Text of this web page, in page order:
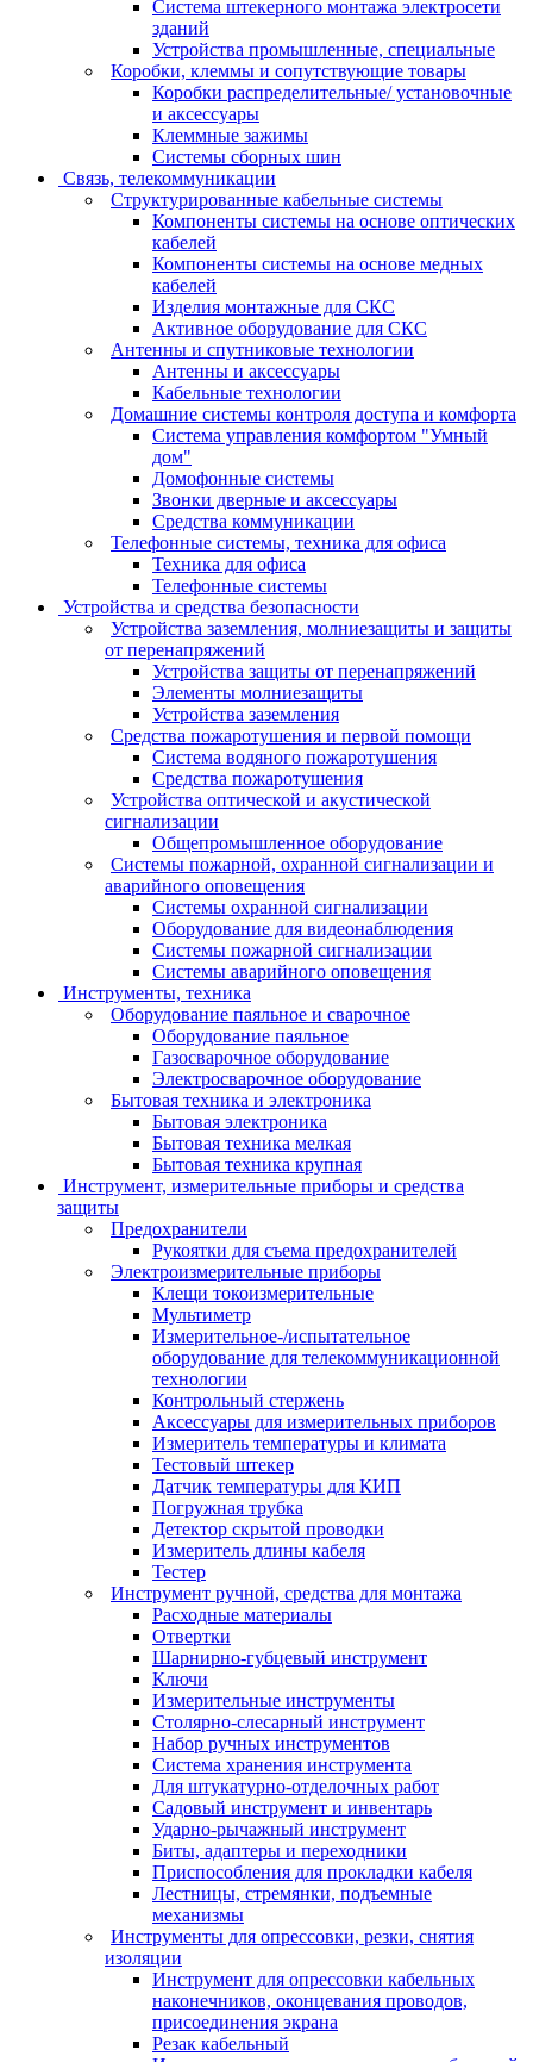
Система штекерного монтажа электросети
зданий
Устройства промышленные, специальные
Коробки, клеммы и сопутствующие товары
Коробки распределительные/ установочные
и аксессуары
Клеммные зажимы
Системы сборных шин
Связь, телекоммуникации
Структурированные кабельные системы
Компоненты системы на основе оптических
кабелей
Компоненты системы на основе медных
кабелей
Изделия монтажные для СКС
Активное оборудование для СКС
Антенны и спутниковые технологии
Антенны и аксессуары
Кабельные технологии
Домашние системы контроля доступа и комфорта
Система управления комфортом "Умный
дом"
Домофонные системы
Звонки дверные и аксессуары
Средства коммуникации
Телефонные системы, техника для офиса
Техника для офиса
Телефонные системы
Устройства и средства безопасности
Устройства заземления, молниезащиты и защиты
от перенапряжений
Устройства защиты от перенапряжений
Элементы молниезащиты
Устройства заземления
Средства пожаротушения и первой помощи
Система водяного пожаротушения
Средства пожаротушения
Устройства оптической и акустической
сигнализации
Общепромышленное оборудование
Системы пожарной, охранной сигнализации и
аварийного оповещения
Системы охранной сигнализации
Оборудование для видеонаблюдения
Системы пожарной сигнализации
Системы аварийного оповещения
Инструменты, техника
Оборудование паяльное и сварочное
Оборудование паяльное
Газосварочное оборудование
Электросварочное оборудование
Бытовая техника и электроника
Бытовая электроника
Бытовая техника мелкая
Бытовая техника крупная
Инструмент, измерительные приборы и средства
защиты
Предохранители
Рукоятки для съема предохранителей
Электроизмерительные приборы
Клещи токоизмерительные
Мультиметр
Измерительное-/испытательное
оборудование для телекоммуникационной
технологии
Контрольный стержень
Аксессуары для измерительных приборов
Измеритель температуры и климата
Тестовый штекер
Датчик температуры для КИП
Погружная трубка
Детектор скрытой проводки
Измеритель длины кабеля
Тестер
Инструмент ручной, средства для монтажа
Расходные материалы
Отвертки
Шарнирно-губцевый инструмент
Ключи
Измерительные инструменты
Столярно-слесарный инструмент
Набор ручных инструментов
Система хранения инструмента
Для штукатурно-отделочных работ
Садовый инструмент и инвентарь
Ударно-рычажный инструмент
Биты, адаптеры и переходники
Приспособления для прокладки кабеля
Лестницы, стремянки, подъемные
механизмы
Инструменты для опрессовки, резки, снятия
изоляции
Инструмент для опрессовки кабельных
наконечников, оконцевания проводов,
присоединения экрана
Резак кабельный